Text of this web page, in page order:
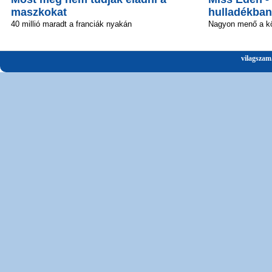
maszkokat
40 millió maradt a franciák nyakán
hulladékban
Nagyon menő a